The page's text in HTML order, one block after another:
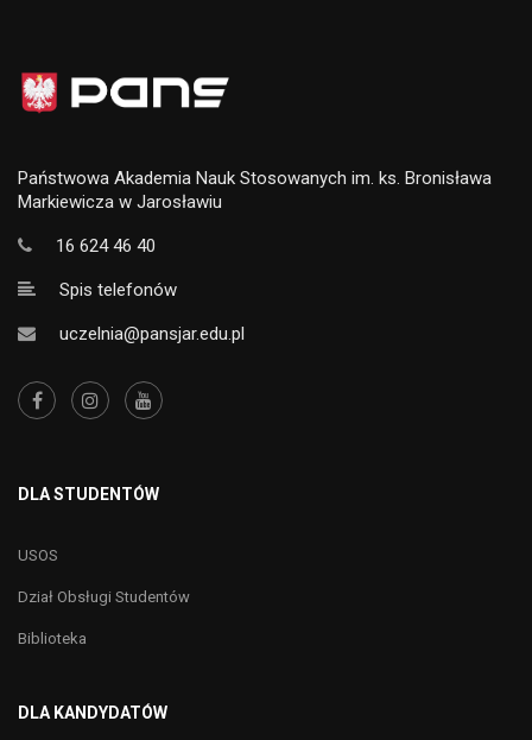
Państwowa Akademia Nauk Stosowanych im. ks. Bronisława
Markiewicza w Jarosławiu
16 624 46 40
Spis telefonów
uczelnia@pansjar.edu.pl
DLA STUDENTÓW
USOS
Dział Obsługi Studentów
Biblioteka
DLA KANDYDATÓW